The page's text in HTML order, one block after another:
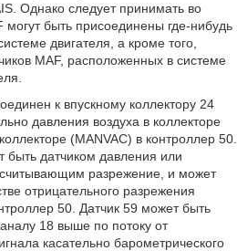
Однако следует принимать во
могут быть присоединены где-нибудь
двигателя, а кроме того,
MAF, расположенных в системе
к впускному коллектору 24
давления воздуха в коллекторе
(MANVAC) в контроллер 50.
датчиком давления или
разрежение, и может
отрицательного разрежения
50. Датчик 59 может быть
18 выше по потоку от
касательно барометрического